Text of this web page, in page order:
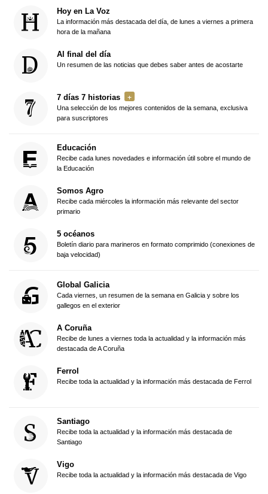
Hoy en La Voz
La información más destacada del día, de lunes a viernes a primera
hora de la mañana
Al final del día
Un resumen de las noticias que debes saber antes de acostarte
7 días 7 historias
Una selección de los mejores contenidos de la semana, exclusiva
para suscriptores
Educación
Recibe cada lunes novedades e información útil sobre el mundo de
la Educación
Somos Agro
Recibe cada miércoles la información más relevante del sector
primario
5 océanos
Boletín diario para marineros en formato comprimido (conexiones de
baja velocidad)
Global Galicia
Cada viernes, un resumen de la semana en Galicia y sobre los
gallegos en el exterior
A Coruña
Recibe de lunes a viernes toda la actualidad y la información más
destacada de A Coruña
Ferrol
Recibe toda la actualidad y la información más destacada de Ferrol
Santiago
Recibe toda la actualidad y la información más destacada de
Santiago
Vigo
Recibe toda la actualidad y la información más destacada de Vigo